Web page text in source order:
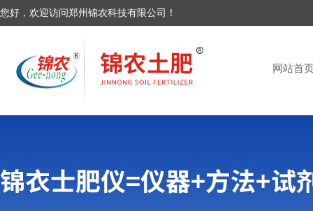
您好，欢迎访问郑州锦农科技有限公司！
网站首